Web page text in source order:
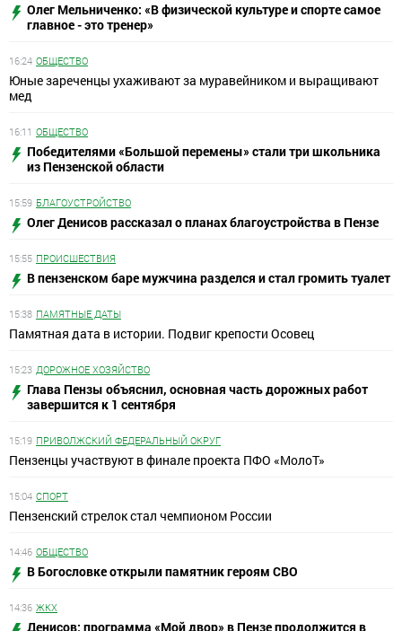
Олег Мельниченко: «В физической культуре и спорте самое
главное - это тренер»
16:24 ОБЩЕСТВО
Юные зареченцы ухаживают за муравейником и выращивают
мед
16:11 ОБЩЕСТВО
Победителями «Большой перемены» стали три школьника
из Пензенской области
15:59 БЛАГОУСТРОЙСТВО
Олег Денисов рассказал о планах благоустройства в Пензе
15:55 ПРОИСШЕСТВИЯ
В пензенском баре мужчина разделся и стал громить туалет
15:38 ПАМЯТНЫЕ ДАТЫ
Памятная дата в истории. Подвиг крепости Осовец
15:23 ДОРОЖНОЕ ХОЗЯЙСТВО
Глава Пензы объяснил, основная часть дорожных работ
завершится к 1 сентября
15:19 ПРИВОЛЖСКИЙ ФЕДЕРАЛЬНЫЙ ОКРУГ
Пензенцы участвуют в финале проекта ПФО «МолоТ»
15:04 СПОРТ
Пензенский стрелок стал чемпионом России
14:46 ОБЩЕСТВО
В Богословке открыли памятник героям СВО
14:36 ЖКХ
Денисов: программа «Мой двор» в Пензе продолжится в